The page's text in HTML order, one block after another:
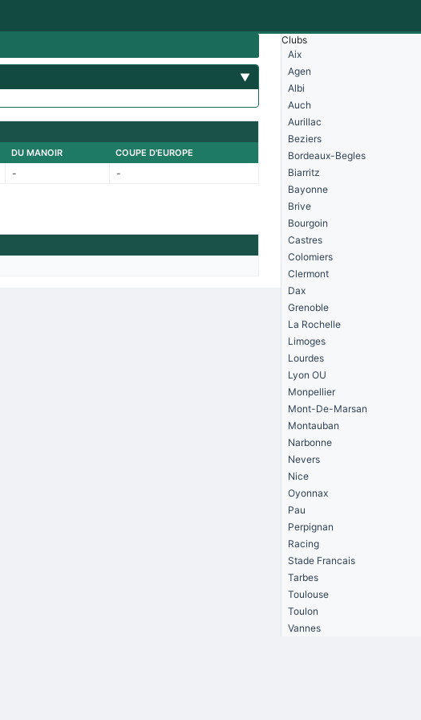
▼
DU MANOIR COUPE D'EUROPE
- -
Clubs
Aix
Agen
Albi
Auch
Aurillac
Beziers
Bordeaux-Begles
Biarritz
Bayonne
Brive
Bourgoin
Castres
Colomiers
Clermont
Dax
Grenoble
La Rochelle
Limoges
Lourdes
Lyon OU
Monpellier
Mont-De-Marsan
Montauban
Narbonne
Nevers
Nice
Oyonnax
Pau
Perpignan
Racing
Stade Francais
Tarbes
Toulouse
Toulon
Vannes